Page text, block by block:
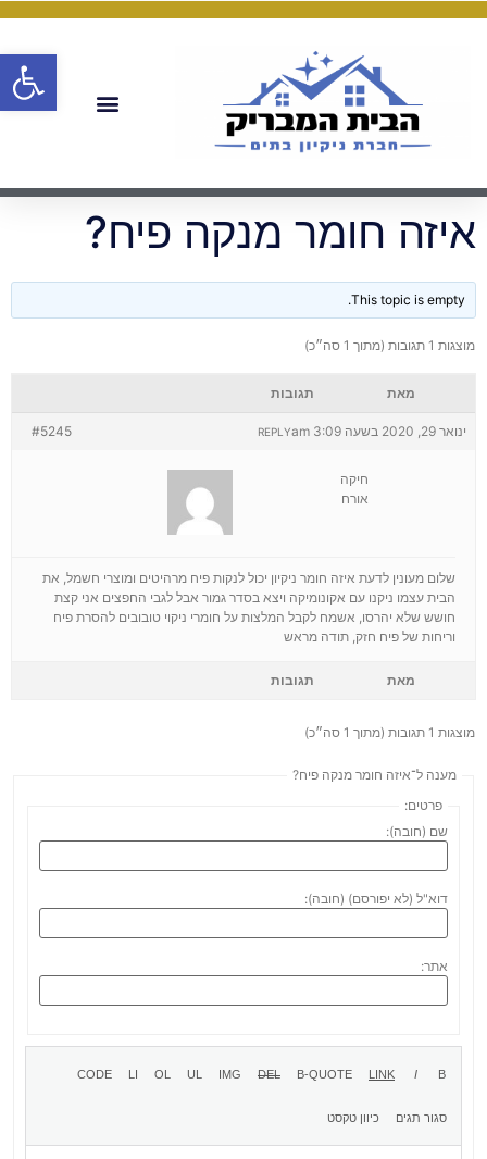
איזה חומר מנקה פיח?
This topic is empty.
מוצגות 1 תגובות (מתוך 1 סה״כ)
מאת תגובות
ינואר 29, 2020 בשעה 3:09 am #5245 REPLY
חיקה
אורח
שלום מעונין לדעת איזה חומר ניקיון יכול לנקות פיח מרהיטים ומוצרי חשמל, את
הבית עצמו ניקנו עם אקונומיקה ויצא בסדר גמור אבל לגבי החפצים אני קצת
חושש שלא יהרסו, אשמח לקבל המלצות על חומרי ניקוי טובובים להסרת פיח
וריחות של פיח חזק, תודה מראש
מאת תגובות
מוצגות 1 תגובות (מתוך 1 סה״כ)
מענה ל־איזה חומר מנקה פיח?
פרטים:
שם (חובה):
דוא"ל (לא יפורסם) (חובה):
אתר: